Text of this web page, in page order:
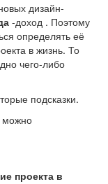
дизайн-
-доход . Поэтому
определять её
в жизнь. То
чего-либо
подсказки.
можно
проекта в